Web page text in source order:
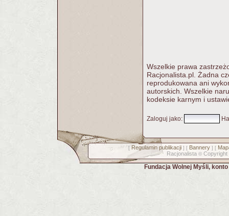
Wszelkie prawa
Racjonalista.pl. Żadna
reprodukowana ani
autorskich. Wszelkie
kodeksie karnym i
Zaloguj jako:
[ Regulamin publikacji] [ Bannery] [
Racjonalista © Copyright
Fundacja Wolnej Myśli,